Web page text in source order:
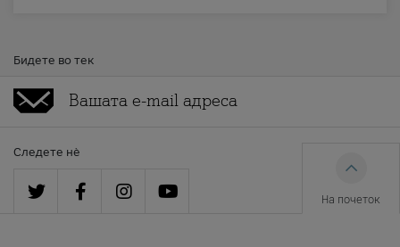
Бидете во тек
Следете нè
На почеток